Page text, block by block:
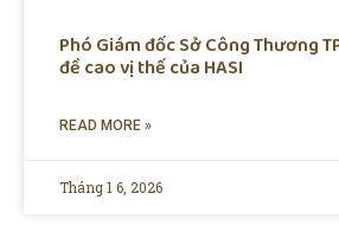
Phó Giám đốc Sở Công Thương
đề cao vị thế của HASI
READ MORE »
Tháng 1 6, 2026